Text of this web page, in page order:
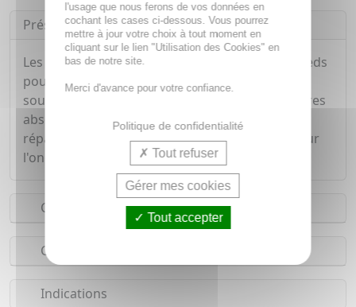
Présentation
Les sportifs présentant des ongles bleus aux pieds
pourront utiliser les protections Epitact pour
soulager la douleur. Pendant l'effort, ces dernières
absorbent les micro-chocs et les frictions. Elles
répartissent mieux la pression des chaussure sur
l'ongle.
Conseils d'utilisation
Composition
Indications
l'usage que nous ferons de vos données en
cochant les cases ci-dessous. Vous pourrez
mettre à jour votre choix à tout moment en
cliquant sur le lien "Utilisation des Cookies" en
bas de notre site.
Merci d'avance pour votre confiance.
Politique de confidentialité
Tout refuser
Gérer mes cookies
Tout accepter